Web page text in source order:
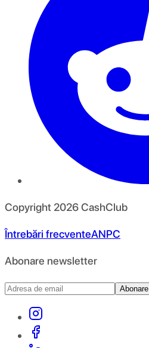
Copyright 2026CashClub
Întrebări frecventeANPC
Abonare newsletter
Abonare